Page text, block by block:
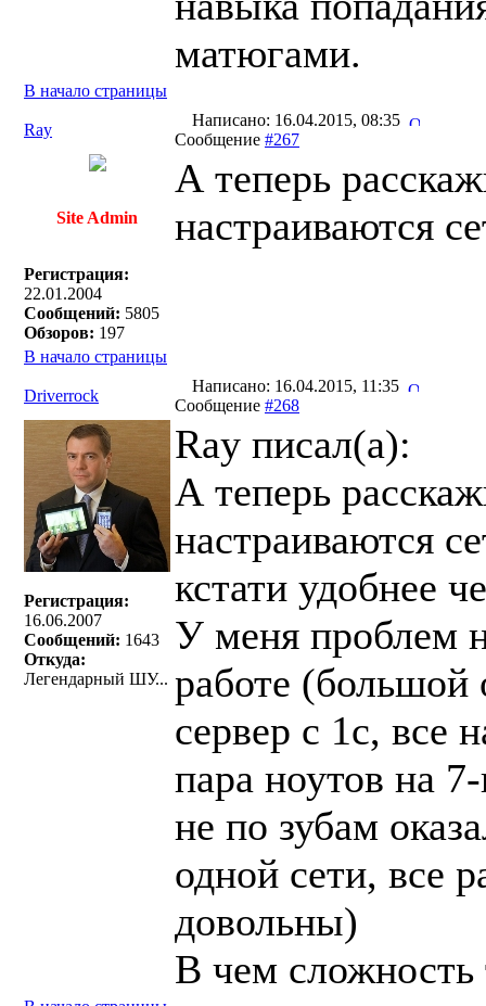
матюгами.
В начало страницы
Ray
Написано: 16.04.2015, 08:35
Сообщение #267
Site Admin
Регистрация:
22.01.2004
Сообщений: 5805
Обзоров: 197
А теперь
настраиваются
В начало страницы
Driverrock
Написано: 16.04.2015, 11:35
Сообщение #268
Регистрация:
16.06.2007
Сообщений: 1643
Откуда:
Легендарный ШУ...
Ray писал(a):
А теперь
настраиваются
кстати удобнее
У меня проблем
работе (большой
сервер с 1с, все
пара ноутов на
не по зубам
одной сети, все
довольны)
В чем сложность